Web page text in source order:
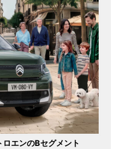
エンのBセグメント